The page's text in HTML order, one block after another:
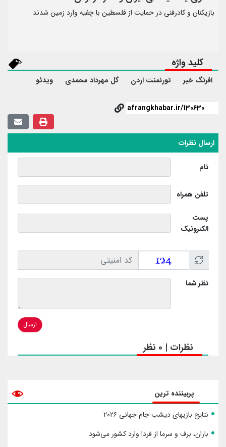
بازیکنان و کادرفنی در حمایت از فلسطین با چفیه وارد زمین شدند
کلید واژه
افرنگ خبر تورنمنت اردن گل مهرداد محمدی ویدئو
ارسال نظرات
نام
تلفن همراه
پست
الکترونیک
نظر شما
ارسال
نظرات | 0 نظر
پربیننده ترین
نتایج بازیهای دیشب جام جهانی ۲۰۲۶
باران، برف و سرما از فردا وارد کشور می‌شود